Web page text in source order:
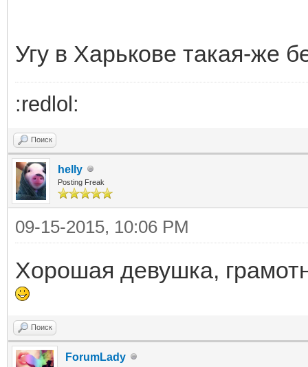
Угу в Харькове такая-же
:redlol:
Поиск
helly
Posting Freak
09-15-2015, 10:06 PM
Хорошая девушка,
Поиск
ForumLady